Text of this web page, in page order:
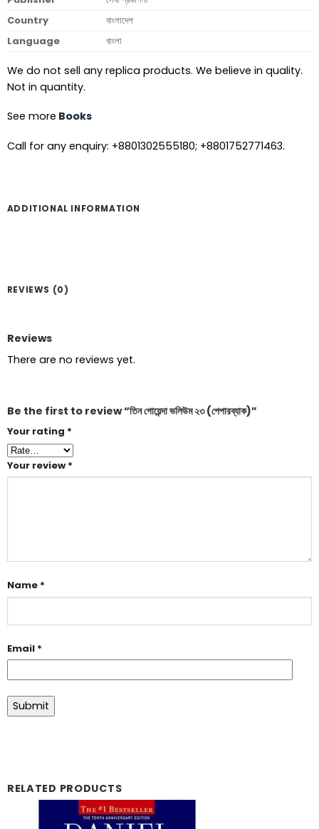
Country
বাংলাদেশ
Language
বাংলা
We do not sell any replica products. We believe in quality.
Not in quantity.
See more Books
Call for any enquiry: +8801302555180; +8801752771463.
ADDITIONAL INFORMATION
REVIEWS (0)
Reviews
There are no reviews yet.
Be the first to review “তিন গোয়েন্দা ভলিউম ২৩ (পেপারব্যাক)”
Your rating *
Your review *
Name *
Email *
RELATED PRODUCTS